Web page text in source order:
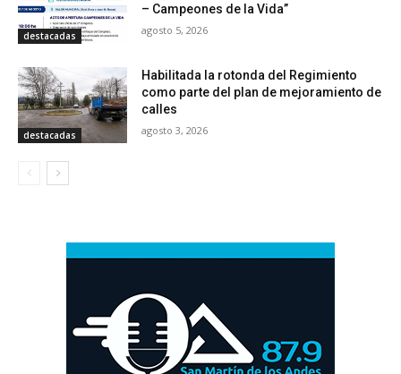
destacadas
– Campeones de la Vida”
agosto 5, 2026
destacadas
Habilitada la rotonda del Regimiento
como parte del plan de mejoramiento de
calles
agosto 3, 2026